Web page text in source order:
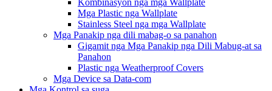
Mga Plastic nga Wallplate
Stainless Steel nga mga Wallplate
Mga Panakip nga dili mabag-o sa panahon
Gigamit nga Mga Panakip nga Dili Mabug-at sa
Panahon
Plastic nga Weatherproof Covers
Mga Device sa Data-com